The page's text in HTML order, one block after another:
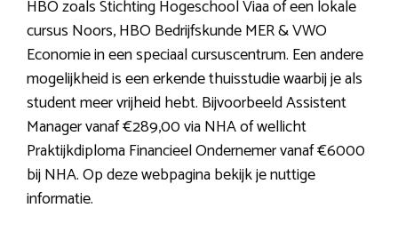
HBO zoals Stichting Hogeschool Viaa of een lokale
cursus Noors, HBO Bedrijfskunde MER & VWO
Economie in een speciaal cursuscentrum. Een andere
mogelijkheid is een erkende thuisstudie waarbij je als
student meer vrijheid hebt. Bijvoorbeeld Assistent
Manager vanaf €289,00 via NHA of wellicht
Praktijkdiploma Financieel Ondernemer vanaf €6000
bij NHA. Op deze webpagina bekijk je nuttige
informatie.